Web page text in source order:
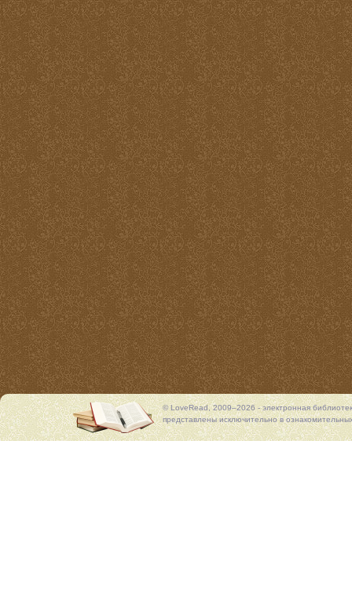
© LoveRead, 2009–2026 - электронная
представлены исключительно в